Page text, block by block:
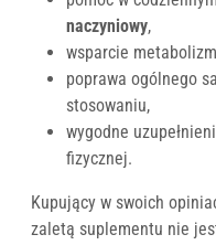
naczyniowy,
wsparcie
poprawa ogólnego
stosowaniu,
wygodne
fizycznej.
Kupujący w swoich
zaletą suplementu nie